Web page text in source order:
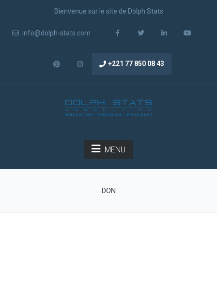
Bienvenue sur le site de Dolph Stats
info@dolph-stats.com
+221 77 850 08 43
MENU
DON